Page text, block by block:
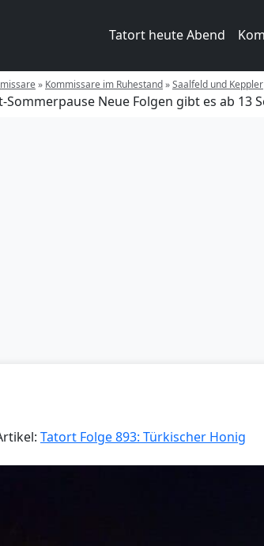
Tatort heute Abend
» Kommissare im Ruhestand»Saalfeld und Keppler
Neue Folgen gibt es ab 13
Tatort Folge 893: Türkischer Honig